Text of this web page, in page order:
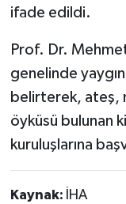
ifade edildi.
Prof. Dr.
genelinde yaygın
belirterek, ateş,
öyküsü bulunan
kuruluşlarına
Kaynak: İHA